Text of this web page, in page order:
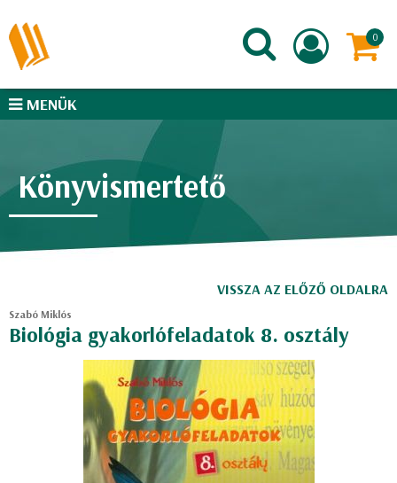
MENÜK
Könyvismertető
VISSZA AZ ELŐZŐ OLDALRA
Szabó Miklós
Biológia gyakorlófeladatok 8. osztály